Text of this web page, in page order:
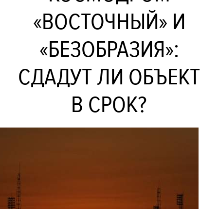
«ВОСТОЧНЫЙ» И
«БЕЗОБРАЗИЯ»:
СДАДУТ ЛИ ОБЪЕКТ
В СРОК?